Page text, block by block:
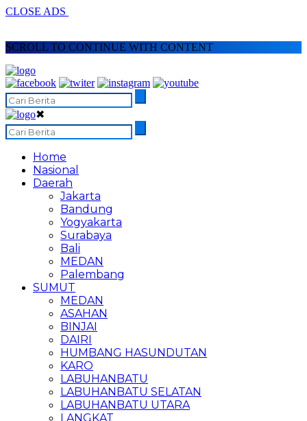
CLOSE ADS
SCROLL TO CONTINUE WITH CONTENT
✖
Home
Nasional
Daerah
Jakarta
Bandung
Yogyakarta
Surabaya
Bali
MEDAN
Palembang
SUMUT
MEDAN
ASAHAN
BINJAI
DAIRI
HUMBANG HASUNDUTAN
KARO
LABUHANBATU
LABUHANBATU SELATAN
LABUHANBATU UTARA
LANGKAT